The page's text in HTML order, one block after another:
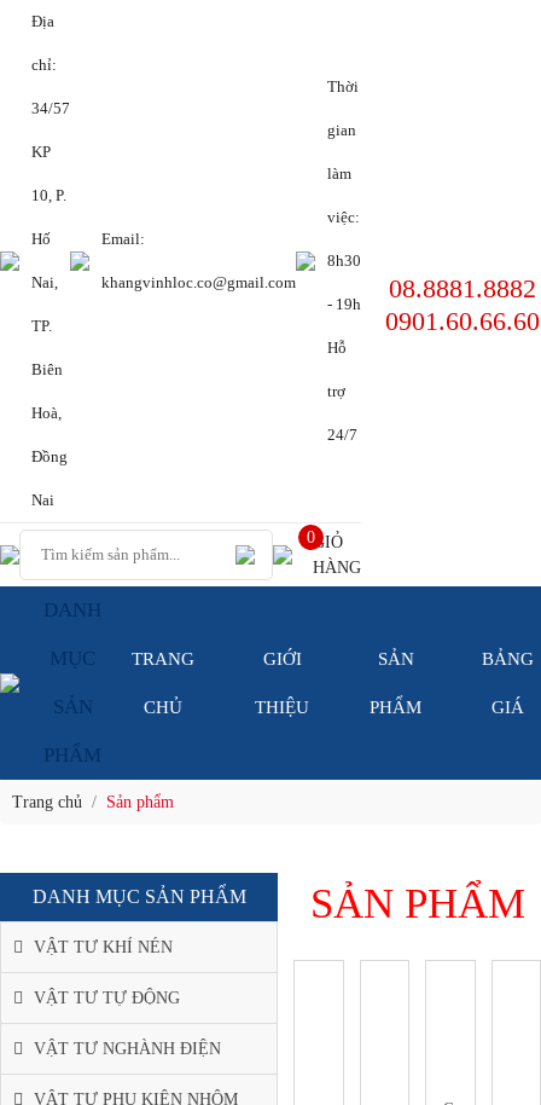
Địa
chỉ:
34/57
KP
10, P.
Hố
Nai,
TP.
Biên
Hoà,
Đồng
Nai
Email:
khangvinhloc.co@gmail.com
Thời
gian
làm
việc:
8h30
- 19h
Hỗ
trợ
24/7
GIỎ
HÀNG
0
08.8881.8882
0901.60.66.60
DANH
MỤC
SẢN
PHẨM
TRANG
CHỦ
GIỚI
THIỆU
SẢN
PHẨM
BẢNG
GIÁ
Trang chủ Sản phẩm
DANH MỤC SẢN PHẨM
VẬT TƯ KHÍ NÉN
VẬT TƯ TỰ ĐỘNG
VẬT TƯ NGHÀNH ĐIỆN
VẬT TƯ PHỤ KIỆN NHÔM
SẢN PHẨM